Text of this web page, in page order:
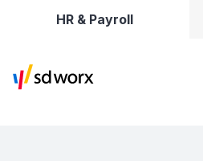
HR & Payroll